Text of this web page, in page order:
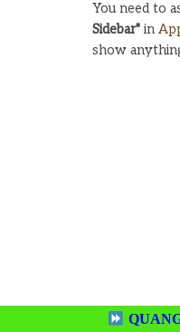
You need to
Sidebar" in
show